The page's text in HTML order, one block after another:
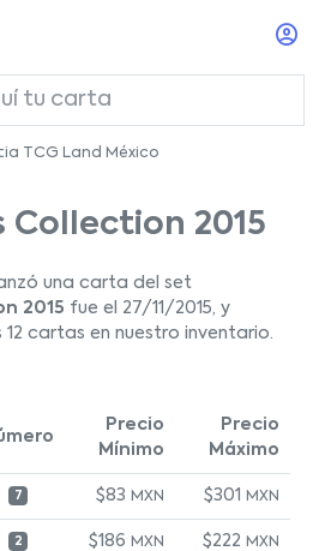
TCG Land México
Collection 2015
una carta del set
2015 fue el 27/11/2015, y
cartas en nuestro inventario.
Precio
Mínimo
Precio
Máximo
7 $83 MXN $301 MXN
2 $186 MXN $222 MXN